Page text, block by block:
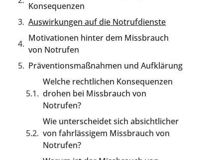
Konsequenzen
Auswirkungen auf die Notrufdienste
Motivationen hinter dem Missbrauch
von Notrufen
Präventionsmaßnahmen und Aufklärung
Welche rechtlichen Konsequenzen
drohen bei Missbrauch von
Notrufen?
Wie unterscheidet sich absichtlicher
von fahrlässigem Missbrauch von
Notrufen?